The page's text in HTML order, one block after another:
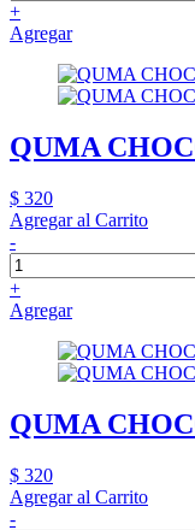
+
Agregar
QUMA
$ 320
Agregar al Carrito
-
+
Agregar
QUMA
$ 320
Agregar al Carrito
-